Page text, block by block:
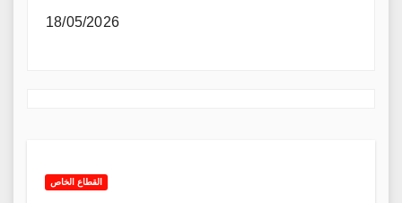
18/05/2026
القطاع الخاص